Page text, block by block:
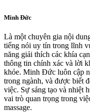
Minh Đức
Là một chuyên gia nội
tiếng nói uy tín trong lĩnh
năng giải thích các khía
thông tin chính xác và lời
khỏe. Minh Đức luôn cập
trong ngành, và được biết
việc. Sự sáng tạo và nhiệt
vai trò quan trọng trong
massage.